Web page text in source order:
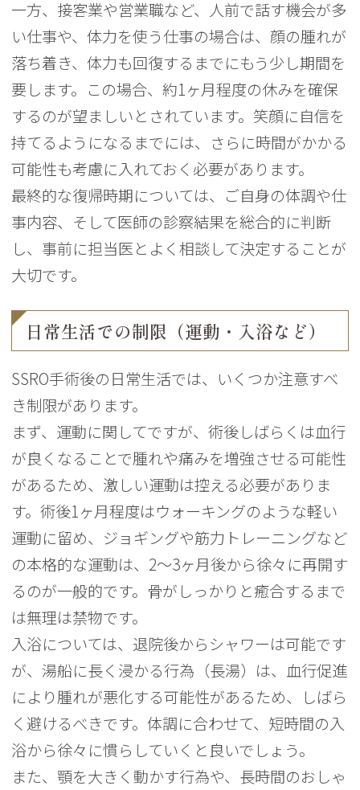
一方、接客業や営業職など、人前で話す機会が多
い仕事や、体力を使う仕事の場合は、顔の腫れが
落ち着き、体力も回復するまでにもう少し期間を
要します。この場合、約1ヶ月程度の休みを確保
するのが望ましいとされています。笑顔に自信を
持てるようになるまでには、さらに時間がかかる
可能性も考慮に入れておく必要があります。
最終的な復帰時期については、ご自身の体調や仕
事内容、そして医師の診察結果を総合的に判断
し、事前に担当医とよく相談して決定することが
大切です。
日常生活での制限（運動・入浴など）
SSRO手術後の日常生活では、いくつか注意すべ
き制限があります。
まず、運動に関してですが、術後しばらくは血行
が良くなることで腫れや痛みを増強させる可能性
があるため、激しい運動は控える必要がありま
す。術後1ヶ月程度はウォーキングのような軽い
運動に留め、ジョギングや筋力トレーニングなど
の本格的な運動は、2〜3ヶ月後から徐々に再開す
るのが一般的です。骨がしっかりと癒合するまで
は無理は禁物です。
入浴については、退院後からシャワーは可能です
が、湯船に長く浸かる行為（長湯）は、血行促進
により腫れが悪化する可能性があるため、しばら
く避けるべきです。体調に合わせて、短時間の入
浴から徐々に慣らしていくと良いでしょう。
また、顎を大きく動かす行為や、長時間のおしゃ